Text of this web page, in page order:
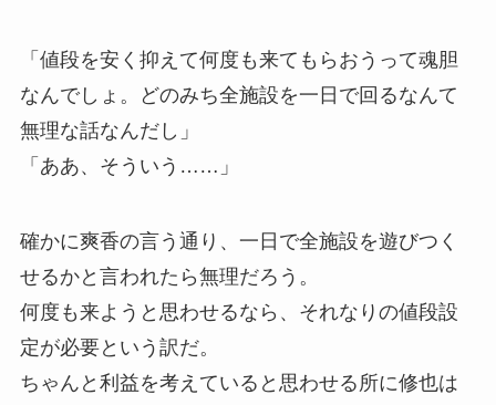
「値段を安く抑えて何度も来てもらおうって魂胆
なんでしょ。どのみち全施設を一日で回るなんて
無理な話なんだし」
「ああ、そういう……」
確かに爽香の言う通り、一日で全施設を遊びつく
せるかと言われたら無理だろう。
何度も来ようと思わせるなら、それなりの値段設
定が必要という訳だ。
ちゃんと利益を考えていると思わせる所に修也は